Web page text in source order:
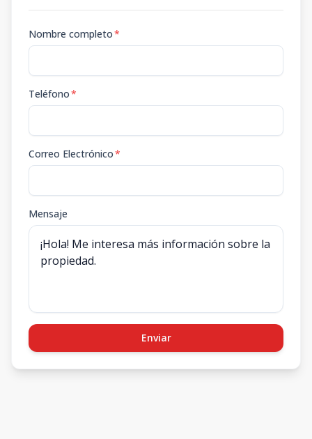
Nombre completo*
Teléfono*
Correo Electrónico*
Mensaje
Enviar